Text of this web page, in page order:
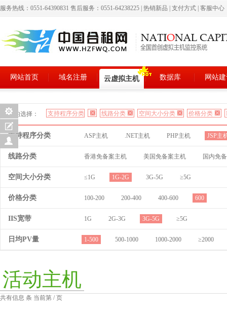
服务热线：0551-64390831 售后服务：0551-64238225 热销新品 支付方式 客服中心
网站首页 域名注册 云虚拟主机 数据库 网站
您的选择： 支持程序分类 线路分类 空间大小分类 价格分类
支持程序分类 ASP主机 .NET主机 PHP主机 JSP主
线路分类 香港免备案主机 美国免备案主机 国内免
空间大小分类 ≤1G 1G-2G 3G-5G ≥5G
价格分类 100-200 200-400 400-600 600
IIS宽带 1G 2G-3G 3G-5G ≥5G
日均PV量 1-500 500-1000 1000-2000 ≥2000
活动主机
共有信息 条 当前第 / 页